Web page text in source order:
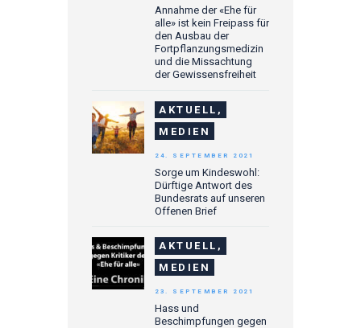
Annahme der «Ehe für
alle» ist kein Freipass für
den Ausbau der
Fortpflanzungsmedizin
und die Missachtung
der Gewissensfreiheit
AKTUELL,
MEDIEN
Sorge um Kindeswohl:
Dürftige Antwort des
Bundesrats auf unseren
Offenen Brief
24. SEPTEMBER 2021
AKTUELL,
MEDIEN
Hass und
Beschimpfungen gegen
23. SEPTEMBER 2021